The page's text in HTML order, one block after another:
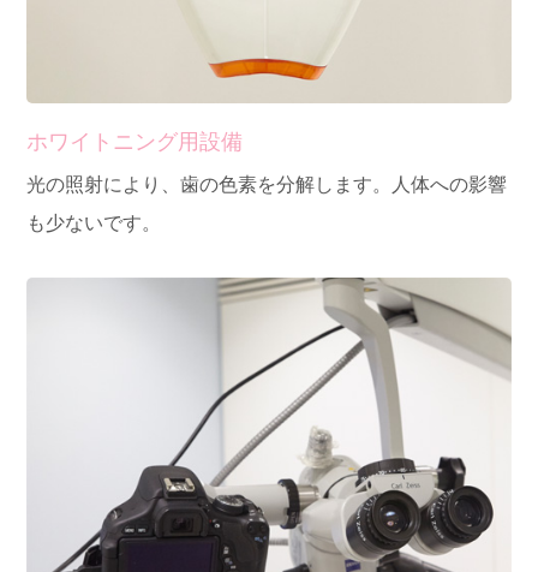
ホワイトニング用設備
光の照射により、歯の色素を分解します。人体への影響
も少ないです。